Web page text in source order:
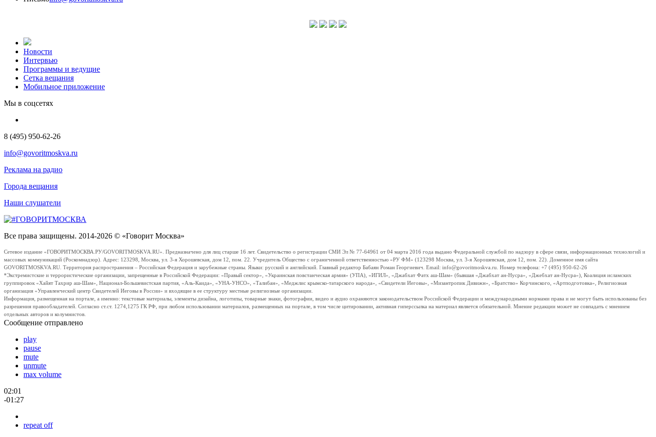
Новости
Интервью
Программы и ведущие
Сетка вещания
Мобильное приложение
Мы в соцсетях
8 (495) 950-62-26
info@govoritmoskva.ru
Реклама на радио
Города вещания
Наши слушатели
Все права защищены. 2014-2026 © «Говорит Москва»
Сетевое издание «ГОВОРИТМОСКВА.РУ/GOVORITMOSKVA.RU». Предназначено для лиц старше 16 лет. Свидетельство о регистрации СМИ Эл № 77-64961 от 04 марта 2016 года выдано Федеральной службой по надзору в сфере связи, информационных технологий и
массовых коммуникаций (Роскомнадзор). Адрес: 123298, Москва, ул. 3-я Хорошевская, дом 12, пом. 22. Учредитель Общество с ограниченной ответственностью «РУ ФМ» (123298 Москва, ул. 3-я Хорошевская, дом 12, пом. 22). Доменное имя сайта
GOVORITMOSKVA.RU. Территория распространения – Российская Федерация и зарубежные страны. Языки: русский и английский. Главный редактор Бабаян Роман Георгиевич. Email: info@govoritmoskva.ru. Номер телефона: +7 (495) 950-62-26
*Экстремистские и террористические организации, запрещенные в Российской Федерации: «Правый сектор», «Украинская повстанческая армия» (УПА), «ИГИЛ», «Джабхат Фатх аш-Шам» (бывшая «Джабхат ан-Нусра», «Джебхат ан-Нусра»), Коалиция исламских
группировок «Хайят Тахрир аш-Шам», Национал-Большевистская партия, «Аль-Каида», «УНА-УНСО», «Талибан», «Меджлис крымско-татарского народа», «Свидетели Иеговы», «Мизантропик Дивижн», «Братство» Корчинского, «Артподготовка», Религиозная
организация «Управленческий центр Свидетелей Иеговы в России» и входящие в ее структуру местные религиозные организации.
Информация, размещенная на портале, а именно: текстовые материалы, элементы дизайна, логотипы, товарные знаки, фотографии, видео и аудио охраняются законодательством Российской Федерации и международными нормами права и не могут быть использованы без
разрешения правообладателей. Согласно ст.ст. 1274,1275 ГК РФ, при любом использовании материалов, размещенных на портале, в том числе цитировании, активная гиперссылка на материал является обязательной. Мнение редакции может не совпадать с мнением
отдельных авторов и колумнистов.
Сообщение отправлено
play
pause
mute
unmute
max volume
02:01
-01:27
repeat off